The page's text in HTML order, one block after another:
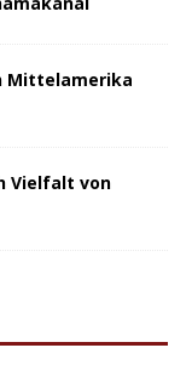
Mittelamerika
Vielfalt von